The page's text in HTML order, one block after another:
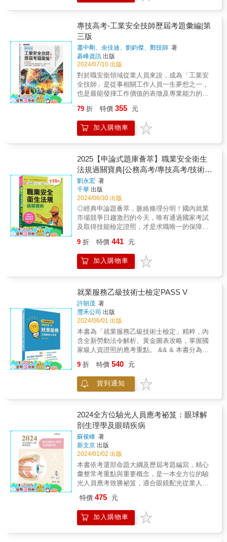
理，以申論題庫的方式呈現，讓你能夠從實際
的目標。& & ◎名師詳解掌握訣竅，高輕而易
舉！& 本書的特點是收集歷年來公務高考，專
技高考及技能檢定的試題，加以歸納、整理、
解析，並收集多本教科書之精華部份，將「工
業安全衛生法規」的內容由分為十七章(第十八
章為近年試題彙編)，以解題的方式編寫，其解
析的特點在簡單扼要，由淺入深，條例分明，
便於各位吸收。由於歷年的工業安全衛生法規
領的關鍵在於有經驗的名師為你解題，藉由名
在。& & ◎收錄最新試題，精準掌握命題趨勢&
實際的演練是各類考試的勝負關鍵，本書所收
錄的考題眾多，並在第一章整理了「名詞解
釋」，讓你可以先快速地瀏覽常考的專有名
詞，接著再藉由實際的分章類別考題，自我檢
視學習成效。建議依照作者精心編排的章節順
序來練習，寫過後再對答案，錯誤的題目亦可
先自行思考，若真的沒辦法再參考解析，針對
弱點加強複習。如此才能有效地完成自我複
習、精進的考試目標。& & 《風險危害評估--重
點整理與經典題庫解析》& ◎必勝關鍵全在這
一本，考前衝刺最有效& 取得工業安全技師證
照是許多人的夢想，然而在相關考試的準備方
面，面對繁多的考試內容，往往讓人不知該如
何是好；作者有鑑於此，以自身考照經驗，精
心彙整了歷屆與具有代表性考題，並且加以分
式分類搭配豐富圖表，完整建立知識體系& 本
書除了以系統化的方式將許多試題分門別類整
理成章以外，在內容陳述上，更是以圖解、表
格的方式呈現，相較於坊間常見的單純文字敘
述，內容枯燥乏味，閱讀起來又抽象難懂，只
能靠硬背的方式來記憶，而如此隨文加入圖表
比對，讓你的概念更加具體，而圖表容易理
記憶與考前複習。& & ◎收錄最多「風險危害
驗，統整歷年專技、高考的工業安全技師考題
外，另收錄了許多相關的精選試題，試題含括
範圍：計算題、解釋名詞、簡答題、問答題等
各類試題，並由名師為你題題解答，省去自己
四處蒐集考題與找尋解析的困擾，並能幫助你
吸收相關概念，輕鬆掌握出題重點，遇到各類
題型也能從容答題。& & 《工業安全工程過關
寶典 （含機電防護防火防爆）》& ◎申論式題
庫薈萃，脈絡條理分明& 國內就業市場競爭日
趨激烈的今天，唯有通過國家考試及取得技能
檢定證照，才是求職最佳的保障；且政府現階
段急切推展「職業證照制度」，未來求職必須
鑑於此，筆者將國內專家學者之論述及個人之
實務經驗加以重新編輯整理，以申論題庫的方
式呈現，讓你能夠從實際的考題直接上手，快
門別類整理成章以外，在內容陳述上，更是以
圖解、表格的方式呈現，相較於坊間常見的單
純文字敘述，內容枯燥乏味，閱讀起來又抽象
難懂，只能靠硬背的方式來記憶，而如此隨文
加入圖表比對，讓你的概念更加具體，而圖表
容易理解，不僅可完整建立知識體系，更有助
於快速記憶與考前複習。◎收錄最多「風險危
害評估」歷屆考題的參考書作者以自身考照經
驗，統整歷年專技、高考的工業安全技師考題
外，另收錄了許多相關的精選試題，試題含括
各類試題，並由名師為你題題解答，省去自己
四處蒐集考題與找尋解析的困擾，並能幫助你
吸收相關概念，輕鬆掌握出題重點，遇到各類
專技高考-工業安全技師歷屆考題彙編|第
三版
蕭中剛、余佳迪、劉鈞傑、鄭技師 著
碁峰資訊 出版
2024/07/10 出版
對於職安衛領域從業人員來說，成為「工業安
全技師」是從事相關工作人員一生夢想之一，
也是最能發揮工作價值的表徵及專業能力的肯
究、分析、檢驗、鑑定、評估及計畫管理等業
務的核心能力達到一定的水準。 「工業安全技
師」應試科目：勞工安全衛生法規、風險危害
本書特色 ★陣容堅強之職安衛作者群 本書作者
為職業安全衛生界最具經驗之專家、名師，結
合多年工業安全技師考試經驗，合力打造最優
質考試參考書籍。 ★收錄103年至112年試題題
解 為協助考生通盤瞭解工業安全技師考試出題
趨勢，收集最近10年試題並精闢詳解，使考生
在最短時間掌握答題方向。 ★各科重點提示 業
界陣容最強之職安衛作者群，教學、輔導考證
經驗豐富之專家名師，針對考試重點精華、準
備方法，提出寶貴經驗，幫助考生找到最佳的
類 各科考題依據命題大綱內容予以分門別類，
並加註出題年份依序排列，協助考生瞭解出題
脈動。 ★參考資料彙整方便準備 彙整最具參考
且節省考試準備時間。 ★最新修訂之職安衛法
規 歷年參考題解之答題內容，均已參照最新修
訂之職安衛法規之內容予以修正，跟上時代腳
步。
79 折 特價 355 元
加入購物車
2025【申論式題庫薈萃】職業安全衛生
法規過關寶典[公務高考/專技高考/技術
士]
劉永宏 著
千華 出版
2024/06/30 出版
◎經典申論題薈萃，脈絡條理分明！國內就業
市場競爭日趨激烈的今天，唯有通過國家考試
及取得技能檢定證照，才是求職唯一的保障；
來求職必須具備合格證照，才能找到一份理想
的工作。有鑑於此，筆者將國內專家學者之論
述及個人之實務經驗加以重新編輯整理，以申
◎名師詳解掌握訣竅，高輕而易舉！本書的特
點是收集歷年來公務高考，專技高考及技能檢
定的試題，加以歸納、整理、解析，並收集多
本教科書之精華部份，將「工業安全衛生法
規」的內容由分為十七章(第十八章為近年試題
彙編)，以解題的方式編寫，其解析的特點在簡
單扼要，由淺入深，條例分明，便於各位吸
收。由於歷年的工業安全衛生法規考題，涵蓋
範圍很廣，因此，要能掌握答題要領的關鍵在
案，你能更精確地理解答題要領所在。◎收錄
最新試題，精準掌握命題趨勢實際的演練是各
類考試的勝負關鍵，本書所收錄的考題眾多，
並在第一章整理了「名詞解釋」，讓你可以先
快速地瀏覽常考的專有名詞，接著再藉由實際
的分章類別考題，自我檢視學習成效。建議依
照作者精心編排的章節順序來練習，寫過後再
對答案，錯誤的題目亦可先自行思考，若真的
沒辦法再參考解析，針對弱點加強複習。如此
才能有效地完成自我複習、精進的考試目標。
9 折 特價 441 元
加入購物車
就業服務乙級技術士檢定PASS V
許朝茂 著
灃禾公司 出版
2024/06/01 出版
本書為「就業服務乙級技術士檢定」精粹，內
含全新勞動法令解析、黃金圖表攻略，掌握國
家級人資證照的應考重點。 && & 本書分為兩
目標。作者將20餘年就服乙級授課之精華，以
及最新法規重點，融合進本書獨創表格，將重
點圖表化，幫助學員聚焦思考，快速記憶。 本
題，內含學科單選300題，學科複選100題，以
及術科模擬100題。
9 折 特價 540 元
貨到通知
2024全方位驗光人員應考祕笈：眼球解
剖生理學及眼睛疾病
蘇俊峰 著
新文京 出版
2024/01/02 出版
本書依考選部命題大綱及歷屆考題編寫，精心
彙整常考重點與重要概念，是一本全方位的驗
光人員應考致勝祕笈，適合眼鏡配光從業人員
& 作者教學與實務經驗豐富，編寫本書學習架
構完整，包括：本章大綱、重點整理、隨文例
題（含專家闢析）及題庫練習（歷屆考題及專
特價 475 元
加入購物車